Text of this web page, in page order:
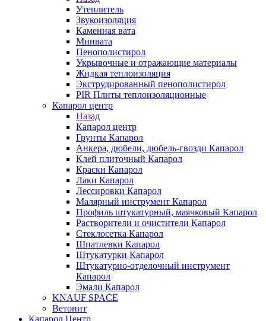
Утеплитель
Звукоизоляция
Каменная вата
Минвата
Пенополистирол
Укрывочные и отражающие материалы
Жидкая теплоизоляция
Экструдированный пенополистирол
PIR Плиты теплоизоляционные
Капарол центр
Назад
Капарол центр
Грунты Капарол
Анкера, дюбели, дюбель-гвозди Капарол
Клей плиточный Капарол
Краски Капарол
Лаки Капарол
Лессировки Капарол
Малярный инструмент Капарол
Профиль штукатурный, маячковый Капарол
Растворители и очистители Капарол
Cтеклосетка Капарол
Шпатлевки Капарол
Штукатурки Капарол
Штукатурно-отделочный инструмент
Капарол
Эмали Капарол
KNAUF SPACE
Ветонит
Капарол Центр